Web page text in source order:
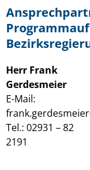
Herr Frank
Gerdesmeier
E-Mail:
Tel.: 02931 – 82
2191